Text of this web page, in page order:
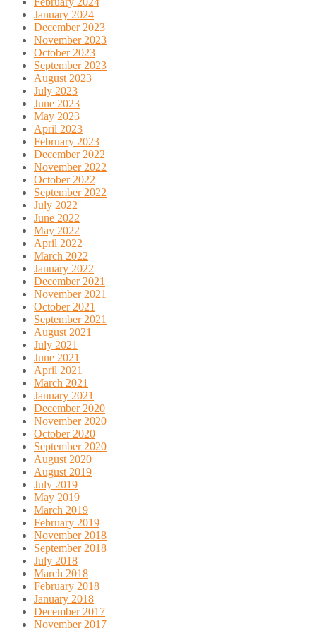
January 2024
December 2023
November 2023
October 2023
September 2023
August 2023
July 2023
June 2023
May 2023
April 2023
February 2023
December 2022
November 2022
October 2022
September 2022
July 2022
June 2022
May 2022
April 2022
March 2022
January 2022
December 2021
November 2021
October 2021
September 2021
August 2021
July 2021
June 2021
April 2021
March 2021
January 2021
December 2020
November 2020
October 2020
September 2020
August 2020
August 2019
July 2019
May 2019
March 2019
February 2019
November 2018
September 2018
July 2018
March 2018
February 2018
January 2018
December 2017
November 2017